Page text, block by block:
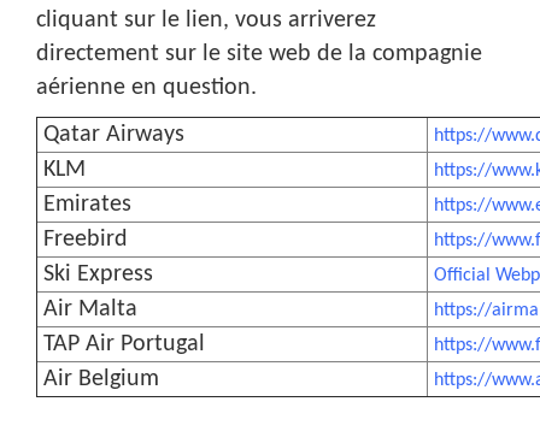
cliquant sur le lien, vous arriverez
directement sur le site web de la compagnie
aérienne en question.
Qatar Airways
https://
KLM https://
Emirates https://
Freebird https://
Ski Express Official
Air Malta https://
TAP Air Portugal https://
Air Belgium https://